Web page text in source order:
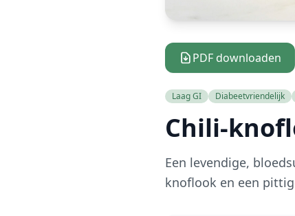
PDF downloaden
Laag GI Diabeetvriendelijk
Chili-
Een levendige,
knoflook en een